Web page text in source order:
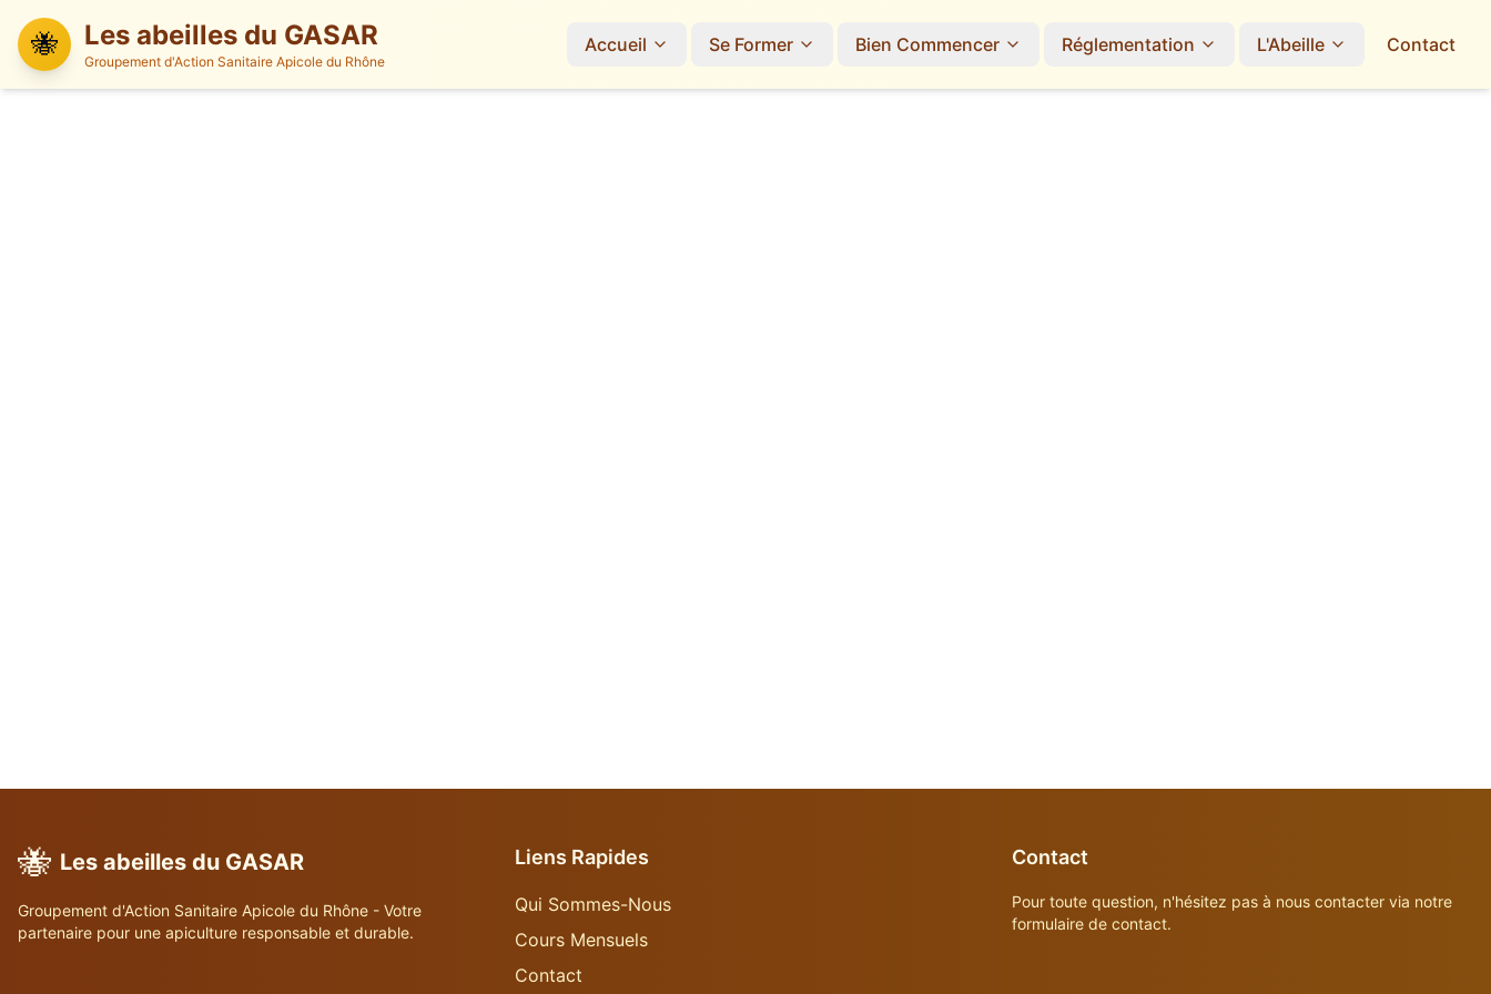
🐝 Les abeilles du GASAR
Groupement d'Action Sanitaire Apicole du Rhône
Accueil Se Former Bien Commencer Réglementation L'Abeille Contact
🐝 Les abeilles du GASAR
Groupement d'Action Sanitaire Apicole du Rhône - Votre
partenaire pour une apiculture responsable et durable.
Liens Rapides
Qui Sommes-Nous
Cours Mensuels
Contact
Contact
Pour toute question, n'hésitez pas à nous contacter via notre
formulaire de contact.